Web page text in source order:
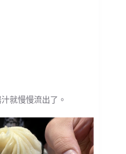
就慢慢流出了。